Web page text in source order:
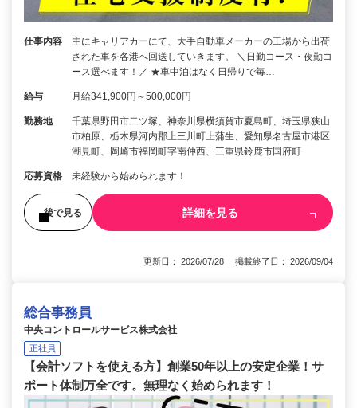
仕事内容
主にキャリアカーにて、大手自動車メーカーの工場から出荷
された車を各港へ回送していきます。 ＼日勤コース・夜勤コ
ース選べます！／ ★車中泊はなく日帰りで毎…
給与 月給341,900円～500,000円
勤務地
千葉県野田市二ツ塚、神奈川県横須賀市夏島町、埼玉県狭山
市柏原、栃木県河内郡上三川町上蒲生、愛知県名古屋市港区
潮見町、岡崎市福岡町字南仲西、三重県鈴鹿市国府町
応募資格 未経験から始められます！
後で見る 詳細を見る
更新日： 2026/07/28 掲載終了日： 2026/09/04
総合事務員
中央コントロールサービス株式会社
正社員
【会計ソフトを使える方】創業50年以上の安定企業！サ
ポート体制万全です。無理なく始められます！